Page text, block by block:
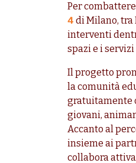
Per
4 di Milano, tra
interventi
spazi e i
Il progetto
la comunità
gratuitamente
giovani,
Accanto al
insieme ai
collabora